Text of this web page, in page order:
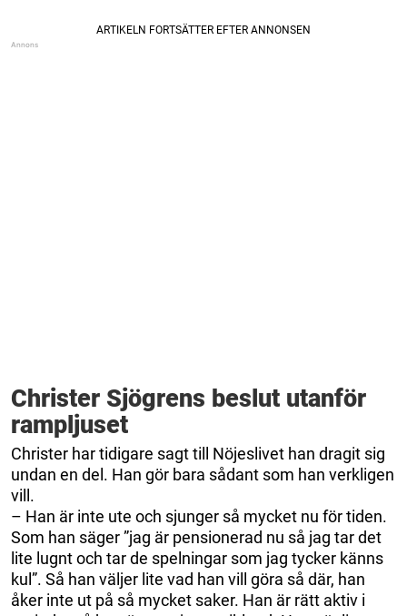
Christer Sjögrens beslut utanför
rampljuset
Christer har tidigare sagt till Nöjeslivet han dragit sig
undan en del. Han gör bara sådant som han verkligen
vill.
– Han är inte ute och sjunger så mycket nu för tiden.
Som han säger ”jag är pensionerad nu så jag tar det
lite lugnt och tar de spelningar som jag tycker känns
kul”. Så han väljer lite vad han vill göra så där, han
åker inte ut på så mycket saker. Han är rätt aktiv i